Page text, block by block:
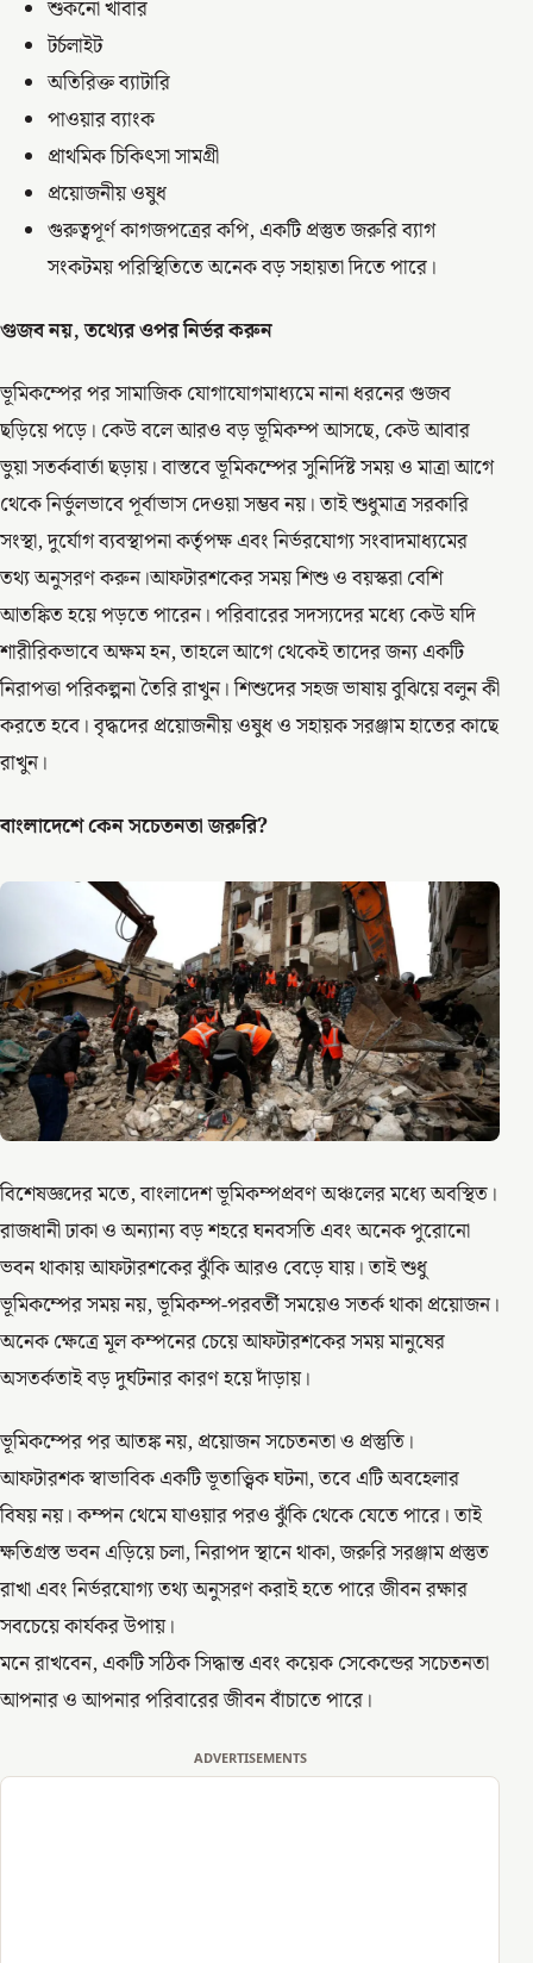
শুকনো খাবার
টর্চলাইট
অতিরিক্ত ব্যাটারি
পাওয়ার ব্যাংক
প্রাথমিক চিকিৎসা সামগ্রী
প্রয়োজনীয় ওষুধ
গুরুত্বপূর্ণ কাগজপত্রের কপি, একটি প্রস্তুত জরুরি ব্যাগ
সংকটময় পরিস্থিতিতে অনেক বড় সহায়তা দিতে পারে।
গুজব নয়, তথ্যের ওপর নির্ভর করুন
ভূমিকম্পের পর সামাজিক যোগাযোগমাধ্যমে নানা ধরনের গুজব
ছড়িয়ে পড়ে। কেউ বলে আরও বড় ভূমিকম্প আসছে, কেউ আবার
ভুয়া সতর্কবার্তা ছড়ায়। বাস্তবে ভূমিকম্পের সুনির্দিষ্ট সময় ও মাত্রা আগে
থেকে নির্ভুলভাবে পূর্বাভাস দেওয়া সম্ভব নয়। তাই শুধুমাত্র সরকারি
সংস্থা, দুর্যোগ ব্যবস্থাপনা কর্তৃপক্ষ এবং নির্ভরযোগ্য সংবাদমাধ্যমের
তথ্য অনুসরণ করুন।আফটারশকের সময় শিশু ও বয়স্করা বেশি
আতঙ্কিত হয়ে পড়তে পারেন। পরিবারের সদস্যদের মধ্যে কেউ যদি
শারীরিকভাবে অক্ষম হন, তাহলে আগে থেকেই তাদের জন্য একটি
নিরাপত্তা পরিকল্পনা তৈরি রাখুন। শিশুদের সহজ ভাষায় বুঝিয়ে বলুন কী
করতে হবে। বৃদ্ধদের প্রয়োজনীয় ওষুধ ও সহায়ক সরঞ্জাম হাতের কাছে
রাখুন।
বাংলাদেশে কেন সচেতনতা জরুরি?
বিশেষজ্ঞদের মতে, বাংলাদেশ ভূমিকম্পপ্রবণ অঞ্চলের মধ্যে অবস্থিত।
রাজধানী ঢাকা ও অন্যান্য বড় শহরে ঘনবসতি এবং অনেক পুরোনো
ভবন থাকায় আফটারশকের ঝুঁকি আরও বেড়ে যায়। তাই শুধু
ভূমিকম্পের সময় নয়, ভূমিকম্প-পরবর্তী সময়েও সতর্ক থাকা প্রয়োজন।
অনেক ক্ষেত্রে মূল কম্পনের চেয়ে আফটারশকের সময় মানুষের
অসতর্কতাই বড় দুর্ঘটনার কারণ হয়ে দাঁড়ায়।
ভূমিকম্পের পর আতঙ্ক নয়, প্রয়োজন সচেতনতা ও প্রস্তুতি।
আফটারশক স্বাভাবিক একটি ভূতাত্ত্বিক ঘটনা, তবে এটি অবহেলার
বিষয় নয়। কম্পন থেমে যাওয়ার পরও ঝুঁকি থেকে যেতে পারে। তাই
ক্ষতিগ্রস্ত ভবন এড়িয়ে চলা, নিরাপদ স্থানে থাকা, জরুরি সরঞ্জাম প্রস্তুত
রাখা এবং নির্ভরযোগ্য তথ্য অনুসরণ করাই হতে পারে জীবন রক্ষার
সবচেয়ে কার্যকর উপায়।
মনে রাখবেন, একটি সঠিক সিদ্ধান্ত এবং কয়েক সেকেন্ডের সচেতনতা
আপনার ও আপনার পরিবারের জীবন বাঁচাতে পারে।
ADVERTISEMENTS